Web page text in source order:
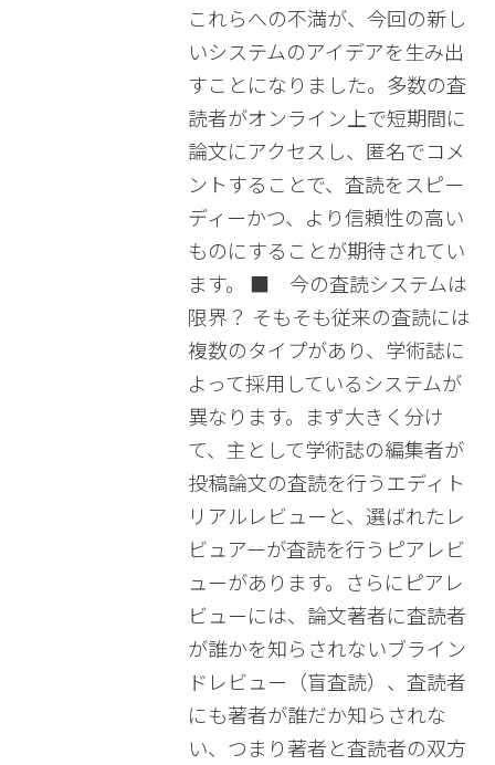
これらへの不満が、今回の新し
いシステムのアイデアを生み出
すことになりました。多数の査
読者がオンライン上で短期間に
論文にアクセスし、匿名でコメ
ントすることで、査読をスピー
ディーかつ、より信頼性の高い
ものにすることが期待されてい
ます。 ■ 今の査読システムは
限界？ そもそも従来の査読には
複数のタイプがあり、学術誌に
よって採用しているシステムが
異なります。まず大きく分け
て、主として学術誌の編集者が
投稿論文の査読を行うエディト
リアルレビューと、選ばれたレ
ビュアーが査読を行うピアレビ
ューがあります。さらにピアレ
ビューには、論文著者に査読者
が誰かを知らされないブライン
ドレビュー（盲査読）、査読者
にも著者が誰だか知らされな
い、つまり著者と査読者の双方